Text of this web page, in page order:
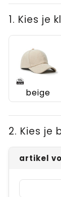
1. Kies je
beige
2. Kies je
artikel